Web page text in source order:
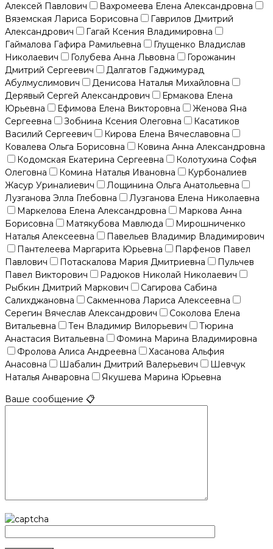
Алексей Павлович
Вахромеева Елена Александровна
Вяземская Лариса Борисовна
Гаврилов Дмитрий
Александрович
Гагай Ксения Владимировна
Гаймалова Гафира Рамильевна
Глущенко Владислав
Николаевич
Голубева Анна Львовна
Горожанин
Дмитрий Сергеевич
Далгатов Гаджимурад
Абулмуслимович
Денисова Наталья Михайловна
Дерявый Сергей Александрович
Ермакова Елена
Юрьевна
Ефимова Елена Викторовна
Женова Яна
Сергеевна
Зобнина Ксения Олеговна
Касатиков
Василий Сергеевич
Кирова Елена Вячеславовна
Ковалева Ольга Борисовна
Ковина Анна Александровна
Кодомская Екатерина Сергеевна
Колотухина Софья
Олеговна
Комина Наталья Ивановна
Курбоналиев
Жасур Уриналиевич
Лощинина Ольга Анатольевна
Лузганова Элла Глебовна
Лузганова Елена Николаевна
Маркелова Елена Александровна
Маркова Анна
Борисовна
Матякубова Мавлюда
Мирошниченко
Наталья Алексеевна
Павельев Владимир Владимирович
Пантелеева Маргарита Юрьевна
Парфенов Павел
Павлович
Потаскалова Мария Дмитриевна
Пульчев
Павел Викторович
Радюков Николай Николаевич
Рыбкин Дмитрий Маркович
Сагирова Сабина
Салихджановна
Сакменнова Лариса Алексеевна
Серегин Вячеслав Александрович
Соколова Елена
Витальевна
Тен Владимир Вилорьевич
Тюрина
Анастасия Витальевна
Фомина Марина Владимировна
Фролова Алиса Андреевна
Хасанова Альфия
Анасовна
Шабалин Дмитрий Валерьевич
Шевчук
Наталья Анваровна
Якушева Марина Юрьевна
Ваше сообщение 📋